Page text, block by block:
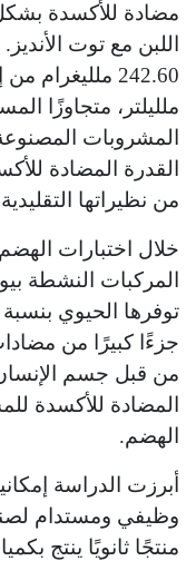
مضادة للأكسدة
اللبن مع توت
ملليلتر، متجاوزًا
المشروبات
القدرة المضادة
من نظيراتها
خلال اختبارات
المركبات النشطة
جزءًا كبيرًا من
من قبل جسم
المضادة للأكسدة
الهضم.
أبرزت الدراسة
وظيفي ومستدام
منتجًا ثانويًا ينتج